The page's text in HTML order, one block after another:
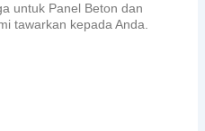
untuk Panel Beton dan
tawarkan kepada Anda.